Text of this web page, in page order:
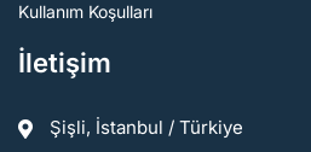
Kullanım Koşulları
İletişim
Şişli, İstanbul / Türkiye